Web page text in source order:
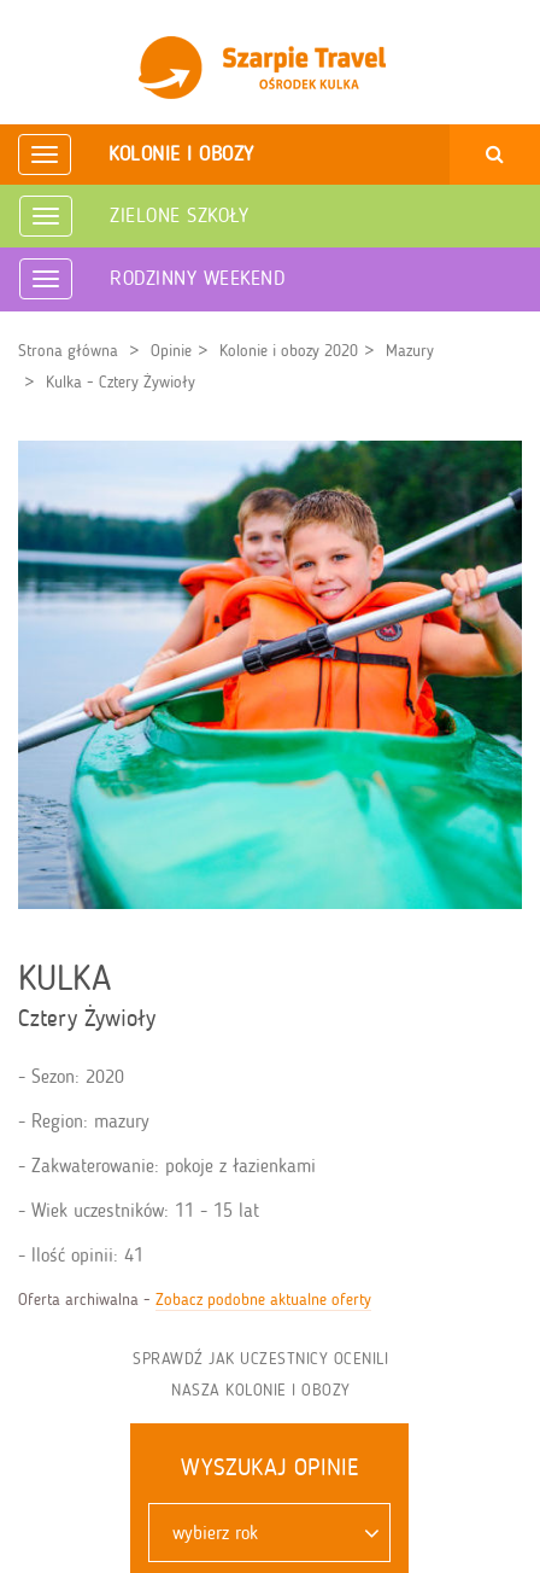
Rozwiń
nawigację
KOLONIE I OBOZY
Rozwiń
nawigację
ZIELONE SZKOŁY
Rozwiń
nawigację
RODZINNY WEEKEND
Strona główna Opinie Kolonie i obozy 2020
Mazury
Kulka - Cztery Żywioły
KULKA
Cztery Żywioły
Sezon: 2020
Region: mazury
Zakwaterowanie: pokoje z łazienkami
Wiek uczestników: 11 - 15 lat
Ilość opinii: 41
Oferta archiwalna - Zobacz podobne aktualne oferty
SPRAWDŹ JAK UCZESTNICY OCENILI
NASZA KOLONIE I OBOZY
WYSZUKAJ OPINIE
wybierz rok